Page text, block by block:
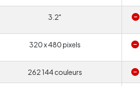
3.2"
320 x 480 pixels
262 144 couleurs